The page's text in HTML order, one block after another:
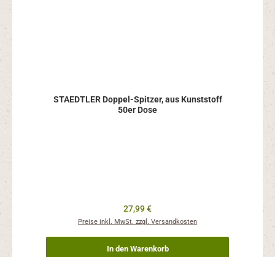
STAEDTLER Doppel-Spitzer, aus Kunststoff
50er Dose
Regulärer Preis:
27,99 €
Preise inkl. MwSt. zzgl. Versandkosten
In den Warenkorb